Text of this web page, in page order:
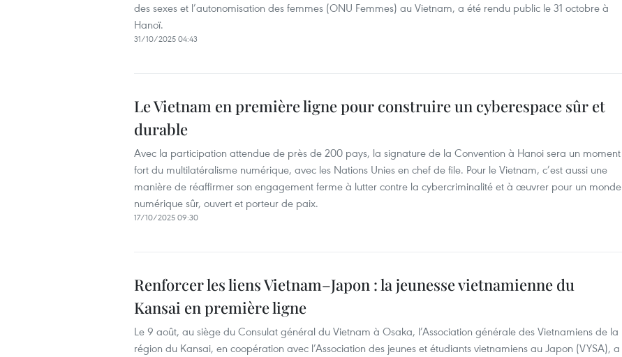
des sexes et l’autonomisation des femmes (ONU Femmes) au Vietnam, a été rendu public le 31 octobre à
Hanoï.
31/10/2025 04:43
Le Vietnam en première ligne pour construire un cyberespace sûr et
durable
Avec la participation attendue de près de 200 pays, la signature de la Convention à Hanoi sera un moment
fort du multilatéralisme numérique, avec les Nations Unies en chef de file. Pour le Vietnam, c’est aussi une
manière de réaffirmer son engagement ferme à lutter contre la cybercriminalité et à œuvrer pour un monde
numérique sûr, ouvert et porteur de paix.
17/10/2025 09:30
Renforcer les liens Vietnam–Japon : la jeunesse vietnamienne du
Kansai en première ligne
Le 9 août, au siège du Consulat général du Vietnam à Osaka, l’Association générale des Vietnamiens de la
région du Kansai, en coopération avec l’Association des jeunes et étudiants vietnamiens au Japon (VYSA), a